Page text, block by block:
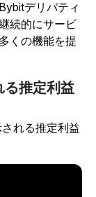
デリバティ
続的にサービ
くの機能を提
る推定利益
れる推定利益